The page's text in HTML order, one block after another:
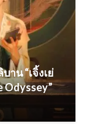
น “เจิ้งเย่
Odyssey”